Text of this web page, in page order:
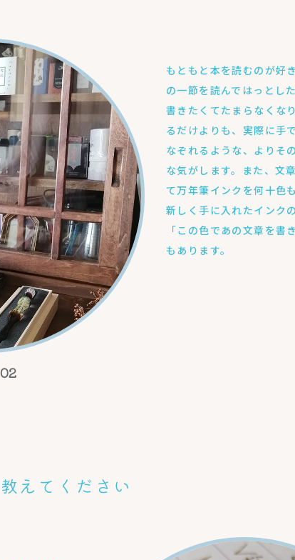
もともと本を読むのが好
の一節を読んではっとし
書きたくてたまらなくな
るだけよりも、実際に手
なぞれるような、よりそ
な気がします。また、文
て万年筆インクを何十色
新しく手に入れたインク
「この色であの文章を書
もあります。
えてください